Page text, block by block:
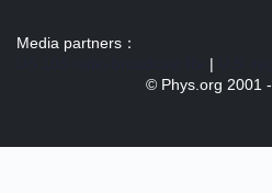
Media partners：
|
© Phys.org 2001 -